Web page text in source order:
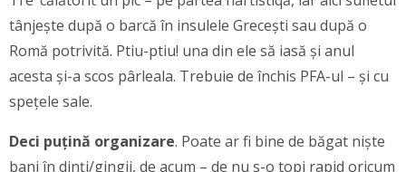
tânjește după o barcă în insulele Grecești sau după o
Romă potrivită. Ptiu-ptiu! una din ele să iasă și anul
acesta și-a scos pârleala. Trebuie de închis PFA-ul – și cu
spețele sale.
Deci puțină organizare. Poate ar fi bine de băgat niște
bani în dinți/gingii, de acum – de nu s-o topi rapid oricum